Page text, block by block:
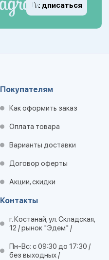
Подписаться
Покупателям
Как оформить заказ
Оплата товара
Варианты доставки
Договор оферты
Акции, скидки
Контакты
г. Костанай, ул. Складская,
12 / рынок "Эдем" /
Пн-Вс: с 09:30 до 17:30 /
без выходных /